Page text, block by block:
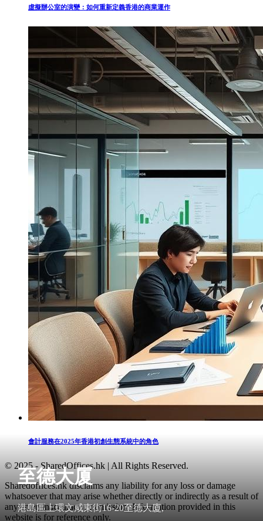
至德大厦
港島區上環文咸東街16-20至德大廈,
虛擬辦公室的演變：如何重新定義香港的商業運作
會計服務在2025年香港初創生態系統中的角色
© 2025 - SharedOffices.hk | All Rights Reserved.
Sharedoffices.hk disclaims any liability for any loss or damage
whatsoever that may arise whether directly or indirectly as a result of
any error, inaccuracy or omission. Information provided in this
website is for reference only.